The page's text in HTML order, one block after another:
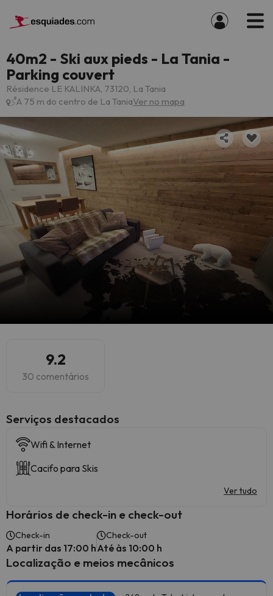
40m2 - Ski aux pieds - La Tania -
Parking couvert
Résidence LE KALINKA, 73120, La Tania
A 75 m do centro de La TaniaVer no mapa
9.2
30 comentários
Serviços destacados
Wifi & Internet
Cacifo para Skis
Ver tudo
Horários de check-in e check-out
Check-in
A partir das 17:00 h
Check-out
Até às 10:00 h
Localização e meios mecânicos